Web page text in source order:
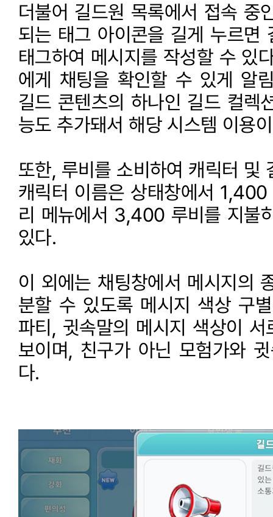
더불어 길드원 목록에서 접속 중
되는 태그 아이콘을 길게 누르면
태그하여 메시지를 작성할 수 있
에게 채팅을 확인할 수 있게 알
길드 콘텐츠의 하나인 길드 컬렉
능도 추가돼서 해당 시스템 이용
또한, 루비를 소비하여 캐릭터 및
캐릭터 이름은 상태창에서
리 메뉴에서 3,400 루비를 지불
있다.
이 외에는 채팅창에서 메시지의
분할 수 있도록 메시지 색상 구
파티, 귓속말의 메시지 색상이
보이며, 친구가 아닌 모험가와
다.